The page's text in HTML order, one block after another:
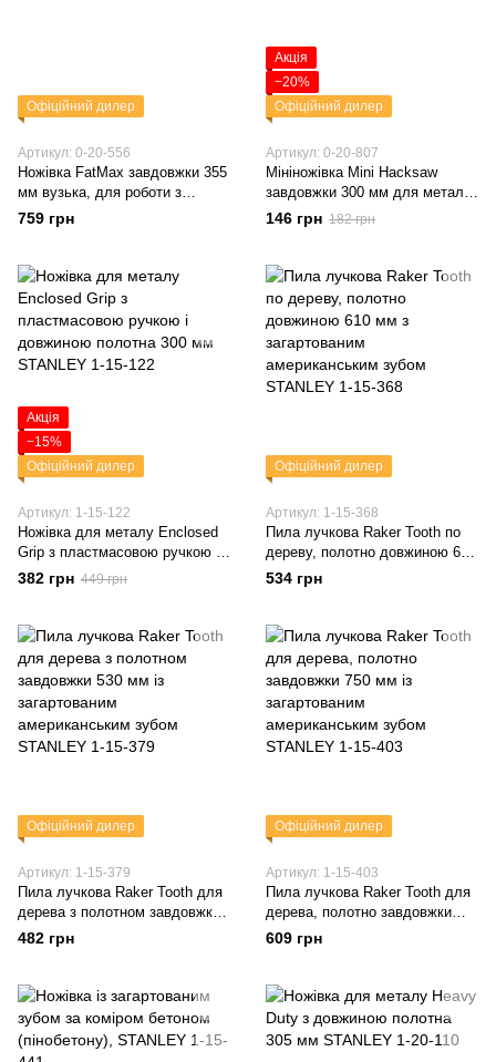
Офіційний дилер
Артикул: 0-20-556
Ножівка FatMax завдовжки 355
мм вузька, для роботи з
гіпсокартоном STANLEY 0-20-
759 грн
Акція
−20%
Офіційний дилер
Артикул: 0-20-807
Мініножівка Mini Hacksaw
завдовжки 300 мм для металу,
пластмасовий корпус
STANLEY 0-20-807
146 грн 182 грн
Акція
−15%
Офіційний дилер
Артикул: 1-15-122
Ножівка для металу Enclosed
Grip з пластмасовою ручкою і
довжиною полотна 300 мм
STANLEY 1-15-122
382 грн 449 грн
Офіційний дилер
Артикул: 1-15-368
Пила лучкова Raker Tooth по
дереву, полотно довжиною 610
мм з загартованим
американським зубом
534 грн
Офіційний дилер
Артикул: 1-15-379
Пила лучкова Raker Tooth для
дерева з полотном завдовжки
530 мм із загартованим
американським зубом
482 грн
Офіційний дилер
Артикул: 1-15-403
Пила лучкова Raker Tooth для
дерева, полотно завдовжки
750 мм із загартованим
американським зубом
609 грн